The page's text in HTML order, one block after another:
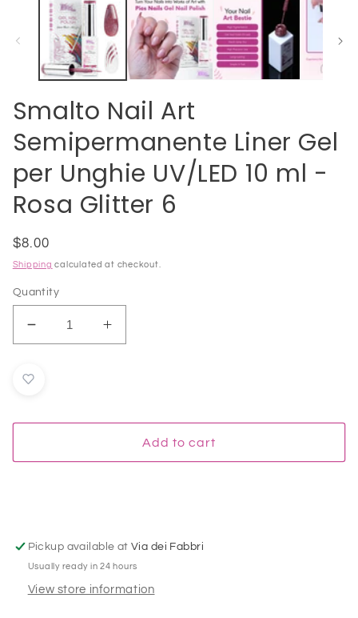
Smalto Nail Art
Semipermanente Liner Gel
per Unghie UV/LED 10 ml -
Rosa Glitter 6
Regular
price
$8.00
Shipping calculated at checkout.
Quantity
Decrease
quantity
Smalto
Art
Semipermanente
10
ml
Rosa
Increase
quantity
Art
Semipermanente
10
ml
Rosa
Add to cart
Pickup available atVia dei Fabbri
Usually ready in 24 hours
View store information